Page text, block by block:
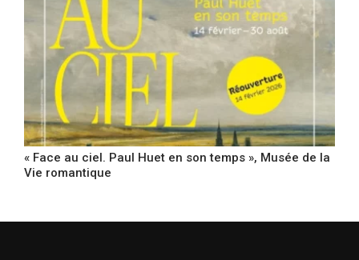
« Face au ciel. Paul Huet en son temps », Musée de la
Vie romantique